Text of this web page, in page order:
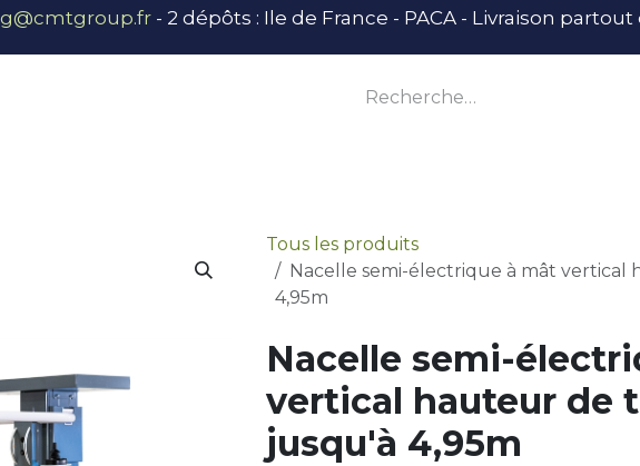
- 2 dépôts : Ile de France - PACA - Livraison
Tous les produits
Nacelle semi-électrique à mât vertical
4,95m
Nacelle semi-
vertical hauteur de
jusqu'à 4,95m